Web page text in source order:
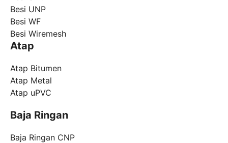
Besi UNP
Besi WF
Besi Wiremesh
Atap
Atap Bitumen
Atap Metal
Atap uPVC
Baja Ringan
Baja Ringan CNP